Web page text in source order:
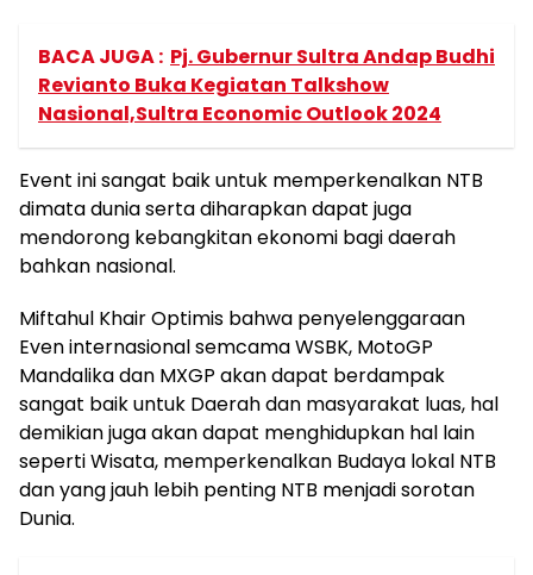
BACA JUGA : Pj. Gubernur Sultra Andap Budhi
Revianto Buka Kegiatan Talkshow
Nasional,Sultra Economic Outlook 2024
Event ini sangat baik untuk memperkenalkan NTB
dimata dunia serta diharapkan dapat juga
mendorong kebangkitan ekonomi bagi daerah
bahkan nasional.
Miftahul Khair Optimis bahwa penyelenggaraan
Even internasional semcama WSBK, MotoGP
Mandalika dan MXGP akan dapat berdampak
sangat baik untuk Daerah dan masyarakat luas, hal
demikian juga akan dapat menghidupkan hal lain
seperti Wisata, memperkenalkan Budaya lokal NTB
dan yang jauh lebih penting NTB menjadi sorotan
Dunia.